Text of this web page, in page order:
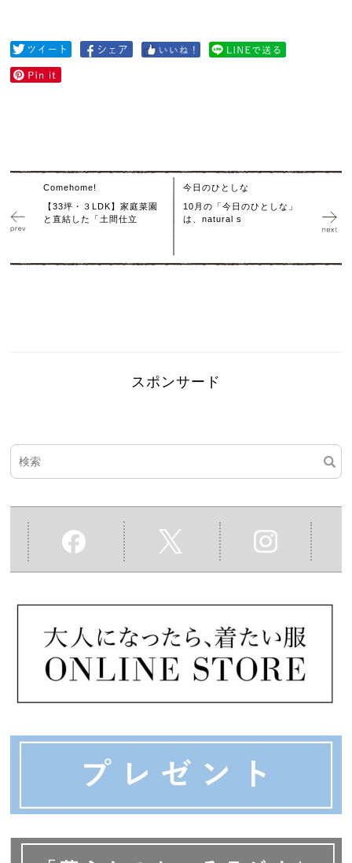
Comehome!
【33坪・３LDK】家庭菜園
と直結した「土間仕立
今日のひとしな
10月の「今日のひとしな」
は、natural s
スポンサード